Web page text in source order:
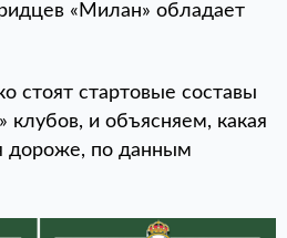
«Милан» обладает
стоят стартовые составы
клубов, и объясняем, какая
дороже, по данным